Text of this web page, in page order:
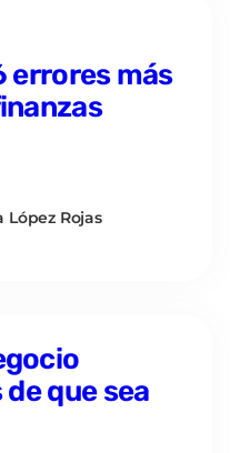
errores más
López Rojas
que sea